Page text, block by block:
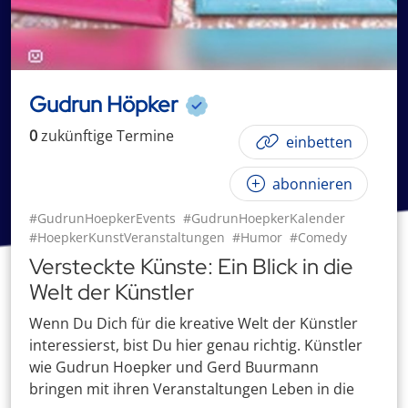
Gudrun Höpker
0zukünftigeTermine einbetten
abonnieren
#GudrunHoepkerEvents #GudrunHoepkerKalender
#HoepkerKunstVeranstaltungen #Humor #Comedy
Versteckte Künste: Ein Blick in die
Welt der Künstler
Wenn Du Dich für die kreative Welt der Künstler
interessierst, bist Du hier genau richtig. Künstler
wie Gudrun Hoepker und Gerd Buurmann
bringen mit ihren Veranstaltungen Leben in die